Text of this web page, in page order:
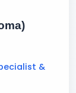
&